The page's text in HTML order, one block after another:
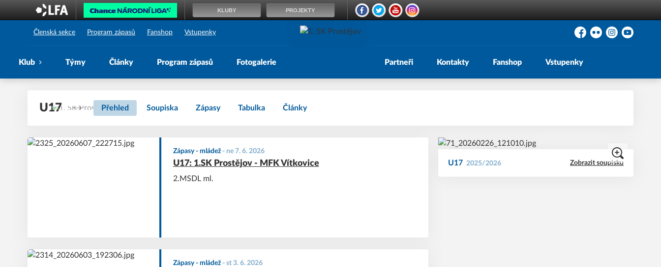
Členská sekce Program zápasů Fanshop Vstupenky
Facebook
Flickr Instagram
YouTube
Klub Týmy Články Program zápasů Fotogalerie Partneři Kontakty Fanshop Vstupenky
U17 Přehled Soupiska Zápasy Tabulka Články
Zápasy - mládež- ne 7. 6. 2026
U17: 1.SK Prostějov - MFK Vítkovice
2.MSDL ml.
Zápasy - mládež- st 3. 6. 2026
U17 2025/2026 Zobrazit soupisku
KLUBY PROJEKTY